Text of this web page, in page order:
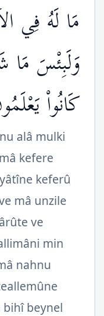
مَا لَهُ فِي
وَلَبِئْسَ مَا
كَانُواْ
alâ mulki
kefere
keferû
mâ unzile
ve
min
nahnu
beynel